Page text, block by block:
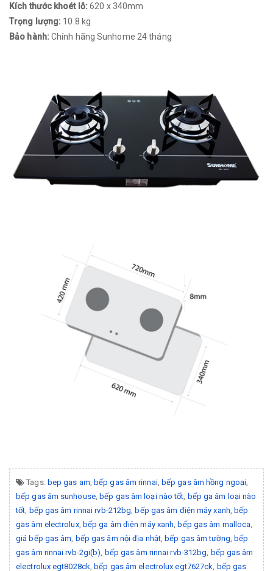
Kích thước khoét lỗ: 620 x 340mm
Trọng lượng: 10.8 kg​
Bảo hành: Chính hãng Sunhome 24 tháng​
Tags: bep gas am ,bếp gas âm rinnai, bếp gas âm hồng ngoại
bếp gas âm sunhouse,bếp gas âm loại nào tốt bếp ga âm loại nào
tốt bếp gas âm rinnai rvb-212bg ,bếp gas âm điện máy xanh ,bếp
gas âm electrolux, bếp ga âm điện máy xanh ,bếp gas âm malloca
giá bếp gas âm bếp gas âm nội địa nhật,bếp gas âm tường bếp
gas âm rinnai rvb-2gi(b) bếp gas âm rinnai rvb-312bg bếp gas âm
electrolux egt8028ck ,bếp gas âm electrolux egt7627ck bếp gas